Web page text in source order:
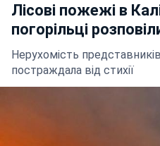
Лісові пожежі в
погорільці
Нерухомість
постраждала від стихії